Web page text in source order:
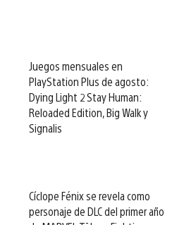
Juegos mensuales en
PlayStation Plus de agosto:
Dying Light 2 Stay Human:
Reloaded Edition, Big Walk y
Signalis
Cíclope Fénix se revela como
personaje de DLC del primer año